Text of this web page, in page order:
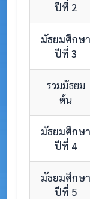
ปีที่ 2
มัธยมศึกษา
ปีที่ 3
รวมมัธยม
ต้น
มัธยมศึกษา
ปีที่ 4
มัธยมศึกษา
ปีที่ 5